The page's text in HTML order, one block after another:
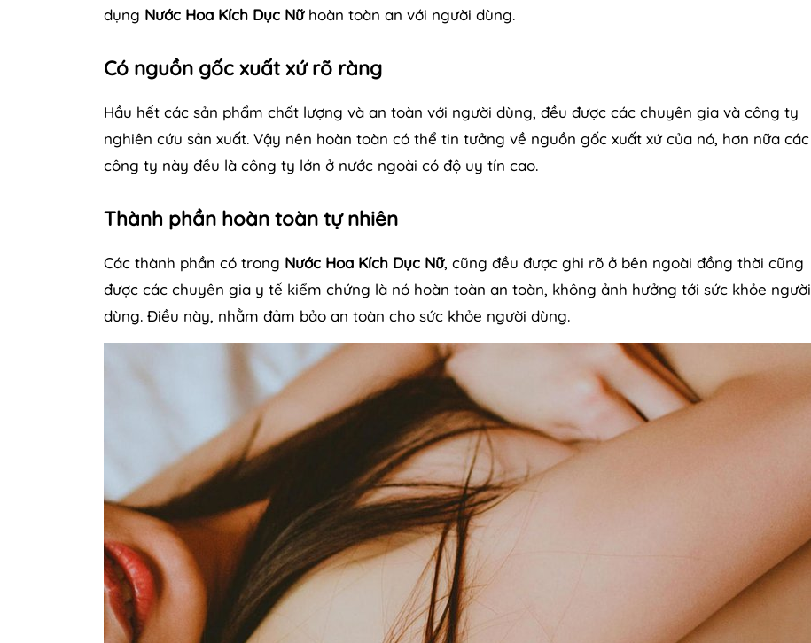
dụng Nước Hoa Kích Dục Nữhoàn toàn an với người dùng.
Có nguồn gốc xuất xứ rõ ràng
Hầu hết các sản phẩm chất lượng và an toàn với người dùng, đều được các chuyên gia và công ty
nghiên cứu sản xuất. Vậy nên hoàn toàn có thể tin tưởng về nguồn gốc xuất xứ của nó, hơn nữa các
công ty này đều là công ty lớn ở nước ngoài có độ uy tín cao.
Thành phần hoàn toàn tự nhiên
Các thành phần có trong Nước Hoa Kích Dục Nữ, cũng đều được ghi rõ ở bên ngoài đồng thời cũng
được các chuyên gia y tế kiểm chứng là nó hoàn toàn an toàn, không ảnh hưởng tới sức khỏe người
dùng. Điều này, nhằm đảm bảo an toàn cho sức khỏe người dùng.